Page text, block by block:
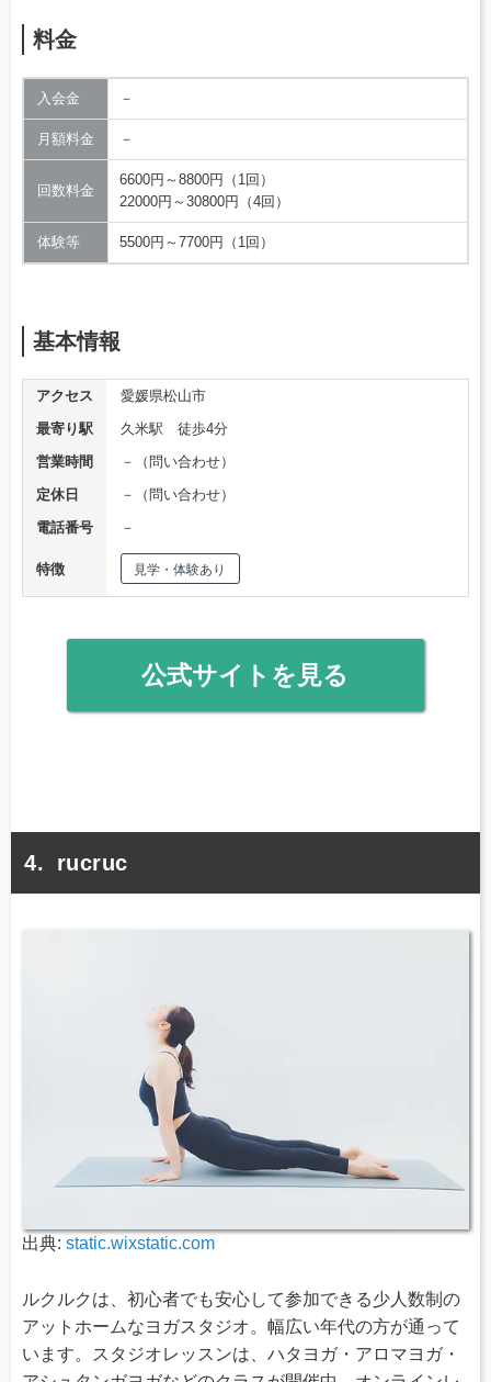
料金
入会金 －
月額料金 －
回数料金
6600円～8800円（1回）
22000円～30800円（4回）
体験等 5500円～7700円（1回）
基本情報
アクセス
愛媛県松山市
最寄り駅
久米駅 徒歩4分
営業時間
－（問い合わせ）
定休日
－（問い合わせ）
電話番号
－
特徴 見学・体験あり
公式サイトを見る
rucruc
出典: static.wixstatic.com
ルクルクは、初心者でも安心して参加できる少人数制の
アットホームなヨガスタジオ。幅広い年代の方が通って
います。スタジオレッスンは、ハタヨガ・アロマヨガ・